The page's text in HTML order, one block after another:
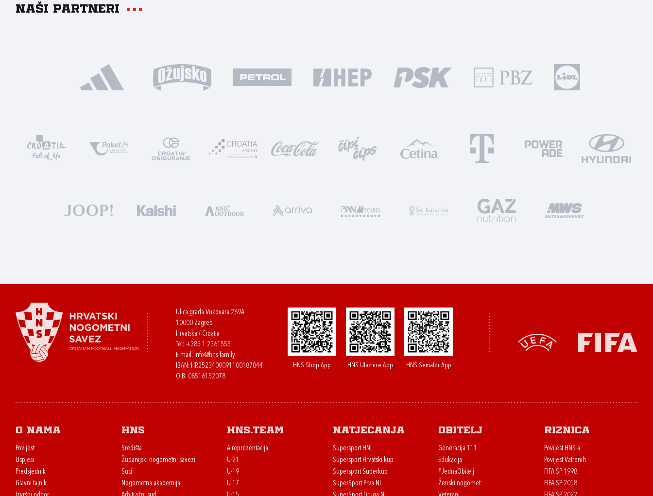
Naši partneri
Ulica grada Vukovara 269A
10000 Zagreb
Hrvatska / Croatia
Tel: +385 1 2361555
E-mail: info@hns.family
IBAN: HR2523400091100187844
OIB: 08516152078
HNS Shop App HNS Ulaznice App HNS Semafor App
O nama
Povijest
Uspjesi
Predsjednik
Glavni tajnik
HNS
Središta
Županijski nogometni savezi
Suci
Nogometna akademija
HNS.team
A reprezentacija
U-21
U-19
U-17
Natjecanja
Supersport HNL
Supersport Hrvatski kup
Supersport Superkup
SuperSport Prva NL
Obitelj
Generacija 111
Edukacija
#JednaObitelj
Ženski nogomet
Riznica
Povijest HNS-a
Povijest Vatrenih
FIFA SP 1998.
FIFA SP 2018.